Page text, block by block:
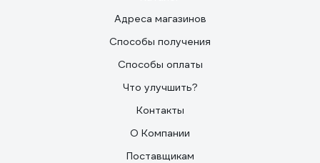
Адреса магазинов
Способы получения
Способы оплаты
Что улучшить?
Контакты
О Компании
Поставщикам